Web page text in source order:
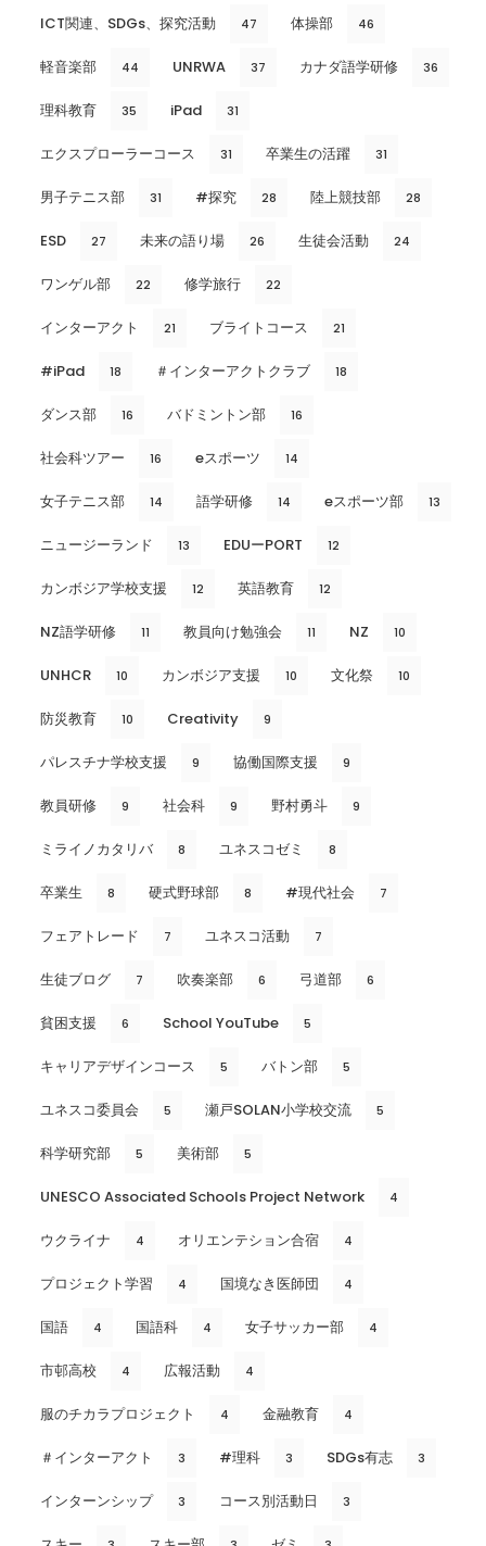
ICT関連、SDGs、探究活動 47 体操部 46
軽音楽部 44 UNRWA 37 カナダ語学研修 36
理科教育 35 iPad 31
エクスプローラーコース 31 卒業生の活躍 31
男子テニス部 31 #探究 28 陸上競技部 28
ESD 27 未来の語り場 26 生徒会活動 24
ワンゲル部 22 修学旅行 22
インターアクト 21 ブライトコース 21
#iPad 18 ＃インターアクトクラブ 18
ダンス部 16 バドミントン部 16
社会科ツアー 16 eスポーツ 14
女子テニス部 14 語学研修 14 eスポーツ部 13
ニュージーランド 13 EDUーPORT 12
カンボジア学校支援 12 英語教育 12
NZ語学研修 11 教員向け勉強会 11 NZ 10
UNHCR 10 カンボジア支援 10 文化祭 10
防災教育 10 Creativity 9
パレスチナ学校支援 9 協働国際支援 9
教員研修 9 社会科 9 野村勇斗 9
ミライノカタリバ 8 ユネスコゼミ 8
卒業生 8 硬式野球部 8 #現代社会 7
フェアトレード 7 ユネスコ活動 7
生徒ブログ 7 吹奏楽部 6 弓道部 6
貧困支援 6 School YouTube 5
キャリアデザインコース 5 バトン部 5
ユネスコ委員会 5 瀬戸SOLAN小学校交流 5
科学研究部 5 美術部 5
UNESCO Associated Schools Project Network 4
ウクライナ 4 オリエンテション合宿 4
プロジェクト学習 4 国境なき医師団 4
国語 4 国語科 4 女子サッカー部 4
市邨高校 4 広報活動 4
服のチカラプロジェクト 4 金融教育 4
＃インターアクト 3 #理科 3 SDGs有志 3
インターンシップ 3 コース別活動日 3